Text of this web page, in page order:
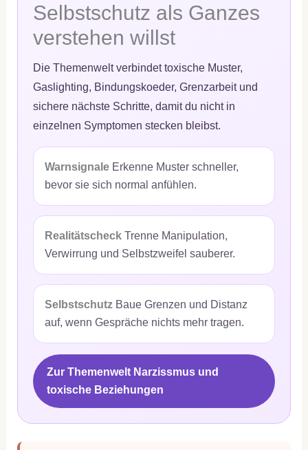
Selbstschutz als Ganzes
verstehen willst
Die Themenwelt verbindet toxische Muster,
Gaslighting, Bindungskoeder, Grenzarbeit und
sichere nächste Schritte, damit du nicht in
einzelnen Symptomen stecken bleibst.
Warnsignale Erkenne Muster schneller,
bevor sie sich normal anfühlen.
Realitätscheck Trenne Manipulation,
Verwirrung und Selbstzweifel sauberer.
Selbstschutz Baue Grenzen und Distanz
auf, wenn Gespräche nichts mehr tragen.
Zur Themenwelt Narzissmus und
toxische Beziehungen